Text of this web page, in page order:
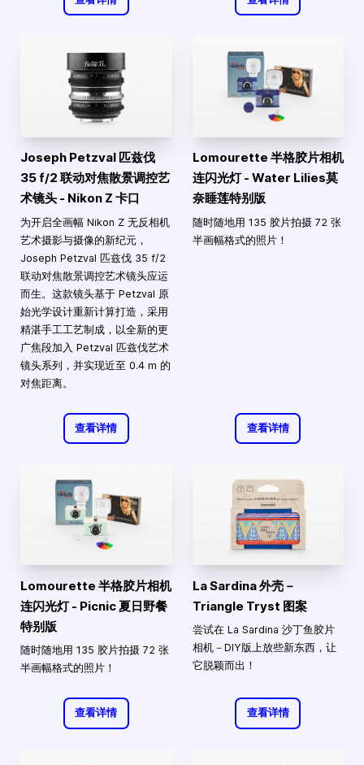
Joseph Petzval 匹兹伐
35 f/2 联动对焦散景调控艺
术镜头 - Nikon Z 卡口
为开启全画幅 Nikon Z 无反相机
艺术摄影与摄像的新纪元，
Joseph Petzval 匹兹伐 35 f/2
联动对焦散景调控艺术镜头应运
而生。这款镜头基于 Petzval 原
始光学设计重新计算打造，采用
精湛手工工艺制成，以全新的更
广焦段加入 Petzval 匹兹伐艺术
镜头系列，并实现近至 0.4 m 的
对焦距离。
查看详情
Lomourette 半格胶片相机
连闪光灯 - Water Lilies莫
奈睡莲特别版
随时随地用 135 胶片拍摄 72 张
半画幅格式的照片！
查看详情
Lomourette 半格胶片相机
连闪光灯 - Picnic 夏日野餐
特别版
随时随地用 135 胶片拍摄 72 张
半画幅格式的照片！
查看详情
La Sardina 外壳－
Triangle Tryst 图案
尝试在 La Sardina 沙丁鱼胶片
相机－DIY版上放些新东西，让
它脱颖而出！
查看详情